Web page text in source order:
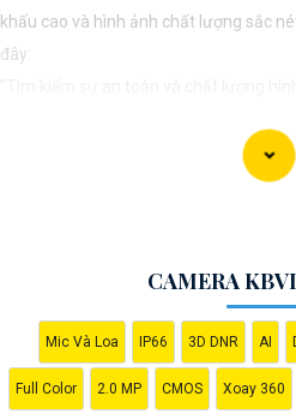
khấu cao và hình ảnh chất lượng sắc
đây:
khấu cao. Với công nghệ hàng đầu,
hình ảnh chất lượng cao, rõ nét và độ
Bạn có thể điều chỉnh và thêm vào nội
cụ thể của bạn. Chúc bạn thành công!
CAMERA
Mic Và Loa IP66 3D DNR AI
Full Color 2.0 MP CMOS Xoay 360